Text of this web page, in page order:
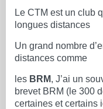
Le CTM est un club
longues distances
Un grand nombre
distances comme
les BRM, J’ai un
brevet BRM (le 300
certaines et certains